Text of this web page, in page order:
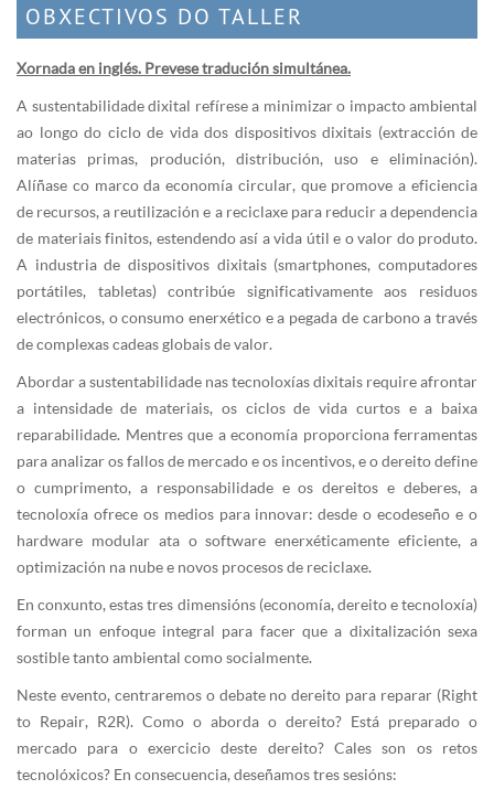
OBXECTIVOS DO TALLER
Xornada en inglés. Prevese tradución simultánea.
A sustentabilidade dixital refírese a minimizar o impacto ambiental
ao longo do ciclo de vida dos dispositivos dixitais (extracción de
materias primas, produción, distribución, uso e eliminación).
Alíñase co marco da economía circular, que promove a eficiencia
de recursos, a reutilización e a reciclaxe para reducir a dependencia
de materiais finitos, estendendo así a vida útil e o valor do produto.
A industria de dispositivos dixitais (smartphones, computadores
portátiles, tabletas) contribúe significativamente aos residuos
electrónicos, o consumo enerxético e a pegada de carbono a través
de complexas cadeas globais de valor.
Abordar a sustentabilidade nas tecnoloxías dixitais require afrontar
a intensidade de materiais, os ciclos de vida curtos e a baixa
reparabilidade. Mentres que a economía proporciona ferramentas
para analizar os fallos de mercado e os incentivos, e o dereito define
o cumprimento, a responsabilidade e os dereitos e deberes, a
tecnoloxía ofrece os medios para innovar: desde o ecodeseño e o
hardware modular ata o software enerxéticamente eficiente, a
optimización na nube e novos procesos de reciclaxe.
En conxunto, estas tres dimensións (economía, dereito e tecnoloxía)
forman un enfoque integral para facer que a dixitalización sexa
sostible tanto ambiental como socialmente.
Neste evento, centraremos o debate no dereito para reparar (Right
to Repair, R2R). Como o aborda o dereito? Está preparado o
mercado para o exercicio deste dereito? Cales son os retos
tecnolóxicos? En consecuencia, deseñamos tres sesións: